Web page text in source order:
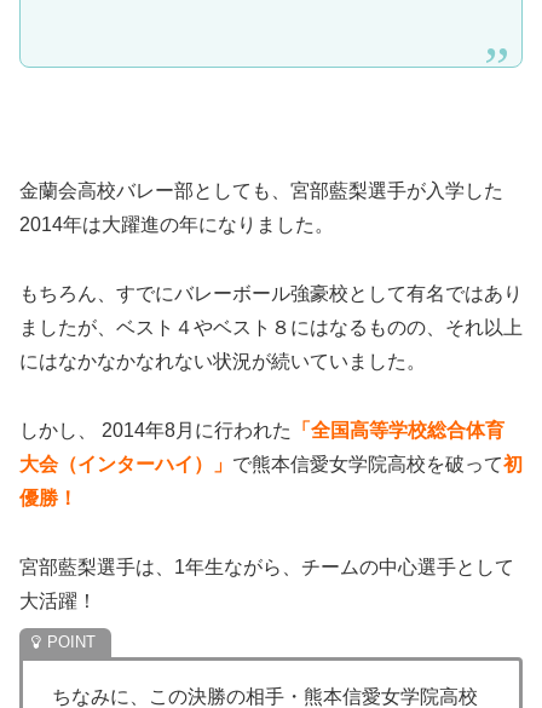
金蘭会高校バレー部としても、宮部藍梨選手が入学した
2014年は大躍進の年になりました。
もちろん、すでにバレーボール強豪校として有名ではあり
ましたが、ベスト４やベスト８にはなるものの、それ以上
にはなかなかなれない状況が続いていました。
しかし、 2014年8月に行われた
「全国高等学校総合体育
大会（インターハイ）」 で熊本信愛女学院高校を破って初
優勝！
宮部藍梨選手は、1年生ながら、チームの中心選手として
大活躍！
ちなみに、この決勝の相手・熊本信愛女学院高校